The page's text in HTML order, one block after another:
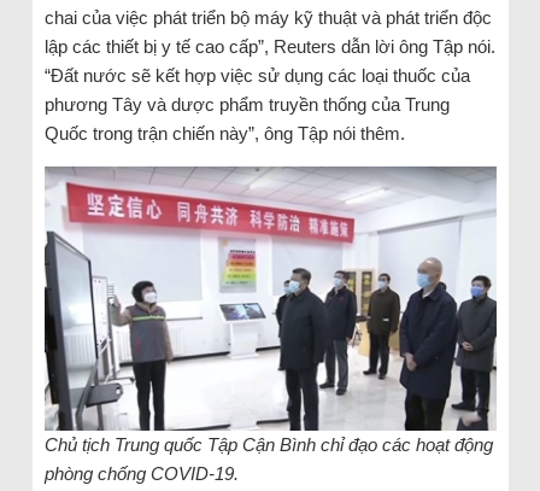
chai của việc phát triển bộ máy kỹ thuật và phát triển độc
lập các thiết bị y tế cao cấp”, Reuters dẫn lời ông Tập nói.
“Đất nước sẽ kết hợp việc sử dụng các loại thuốc của
phương Tây và dược phẩm truyền thống của Trung
Quốc trong trận chiến này”, ông Tập nói thêm.
Chủ tịch Trung quốc Tập Cận Bình chỉ đạo các hoạt động
phòng chống COVID-19.